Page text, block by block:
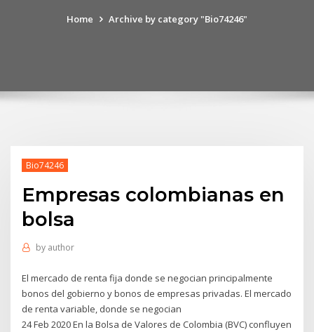
Home Archive by category "Bio74246"
Bio74246
Empresas colombianas en
bolsa
by author
El mercado de renta fija donde se negocian principalmente
bonos del gobierno y bonos de empresas privadas. El mercado
de renta variable, donde se negocian
24 Feb 2020 En la Bolsa de Valores de Colombia (BVC) confluyen